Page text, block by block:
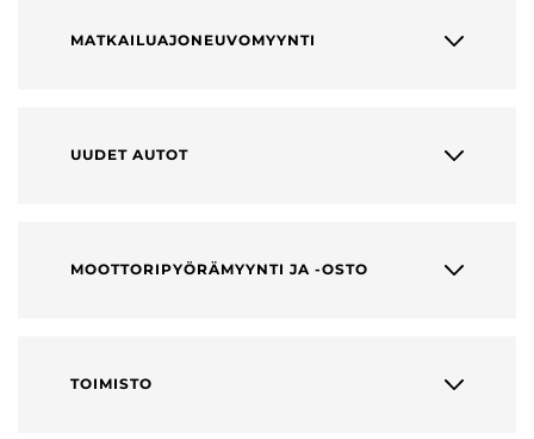
MATKAILUAJONEUVOMYYNTI
UUDET AUTOT
MOOTTORIPYÖRÄMYYNTI JA -OSTO
TOIMISTO